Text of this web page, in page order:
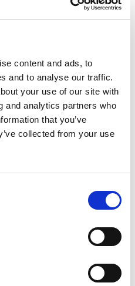
content and ads, to
and to analyse our traffic.
your use of our site with
and analytics partners who
that you’ve
collected from your use
jeklene plošče
vprašanja